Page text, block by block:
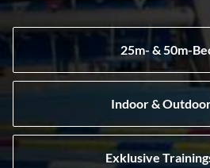
25m- & 50m-
Indoor &
Exklusive